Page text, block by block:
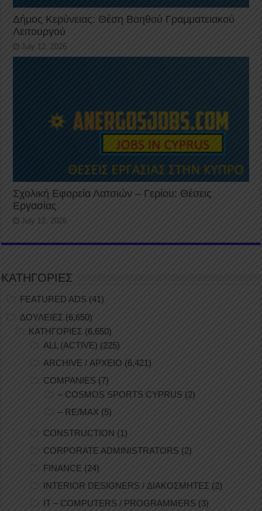
Δήμος Κερύνειας: Θέση Βοηθού Γραμματειακού
Λειτουργού
July 12, 2026
Σχολική Εφορεία Λατσιών – Γερίου: Θέσεις
Εργασίας
July 12, 2026
ΚΑΤΗΓΟΡΙΕΣ
FEATURED ADS (41)
ΔΟΥΛΕΙΕΣ (6,650)
ΚΑΤΗΓΟΡΙΕΣ (6,650)
ALL (ACTIVE) (225)
ARCHIVE / ΑΡΧΕΙΟ (6,421)
COMPANIES (7)
– COSMOS SPORTS CYPRUS (2)
– RE/MAX (5)
CONSTRUCTION (1)
CORPORATE ADMINISTRATORS (2)
FINANCE (24)
INTERIOR DESIGNERS / ΔΙΑΚΟΣΜΗΤΕΣ (2)
IT – COMPUTERS / PROGRAMMERS (3)